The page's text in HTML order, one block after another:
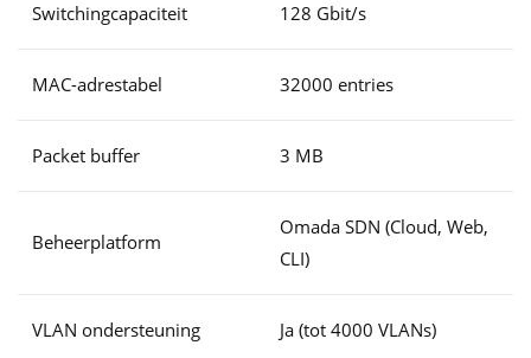
Switchingcapaciteit 128 Gbit/s
MAC-adrestabel 32000 entries
Packet buffer 3 MB
Beheerplatform
Omada SDN (Cloud, Web,
CLI)
VLAN ondersteuning Ja (tot 4000 VLANs)